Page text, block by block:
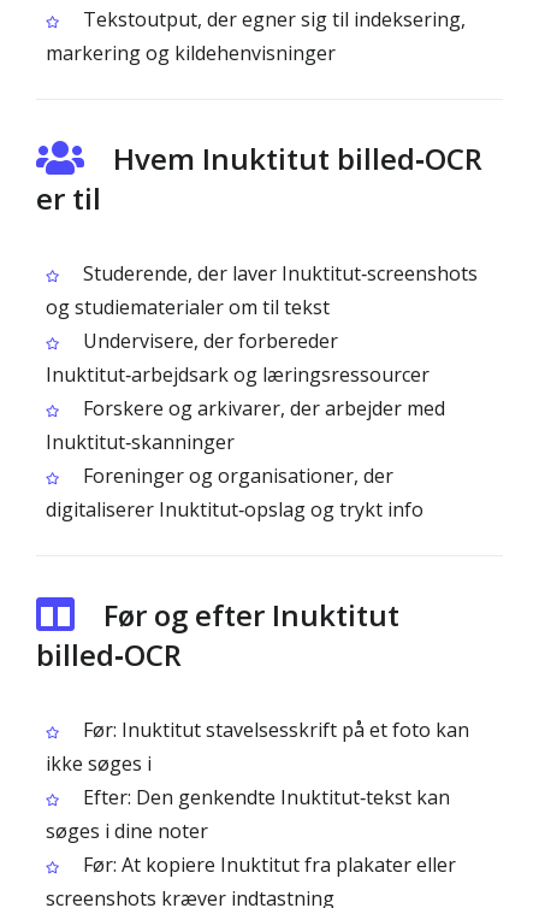
Tekstoutput, der egner sig til indeksering,
markering og kildehenvisninger
Hvem Inuktitut billed‑OCR
er til
Studerende, der laver Inuktitut‑screenshots
og studiematerialer om til tekst
Undervisere, der forbereder
Inuktitut‑arbejdsark og læringsressourcer
Forskere og arkivarer, der arbejder med
Inuktitut‑skanninger
Foreninger og organisationer, der
digitaliserer Inuktitut‑opslag og trykt info
Før og efter Inuktitut
billed‑OCR
Før: Inuktitut stavelsesskrift på et foto kan
ikke søges i
Efter: Den genkendte Inuktitut‑tekst kan
søges i dine noter
Før: At kopiere Inuktitut fra plakater eller
screenshots kræver indtastning